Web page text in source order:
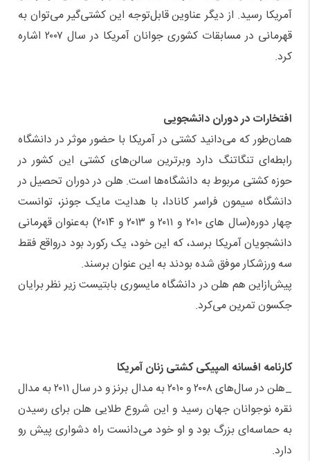
آمریکا رسید. از دیگر عناوین قابل‌توجه این کشتی‌گیر می‌توان به
قهرمانی در مسابقات کشوری جوانان آمریکا در سال ۲۰۰۷ اشاره
کرد.
افتخارات در دوران دانشجویی
همان‌طور که می‌دانید کشتی در آمریکا با حضور موثر در دانشگاه
رابطه‌ای تنگاتنگ دارد وبرترین سالن‌های کشتی این کشور در
حوزه کشتی مربوط به دانشگاه‌ها است. هلن در دوران تحصیل در
دانشگاه سیمون فراسر کانادا، با هدایت مایک جونز، توانست
چهار دوره(سال های ۲۰۱۰ و ۲۰۱۱ و ۲۰۱۳ و ۲۰۱۴) به‌عنوان قهرمانی
دانشجویان آمریکا برسد، که این خود، یک رکورد بود درواقع فقط
سه ورزشکار موفق شده بودند به این عنوان برسند.
پیش‌ازاین هم هلن در دانشگاه مایسوری بابتیست زیر نظر برایان
جکسون تمرین می‌کرد.
کارنامه افسانه المپیکی کشتی زنان آمریکا
_هلن در سال‌های ۲۰۰۸ و ۲۰۱۰ به مدال برنز و در سال ۲۰۱۱ به مدال
نقره نوجوانان جهان رسید و این شروع طلایی هلن برای رسیدن
به حماسه‌ای بزرگ بود و او خود می‌دانست راه دشواری پیش رو
دارد.